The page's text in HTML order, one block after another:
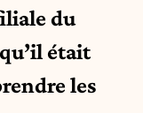
du
était
les